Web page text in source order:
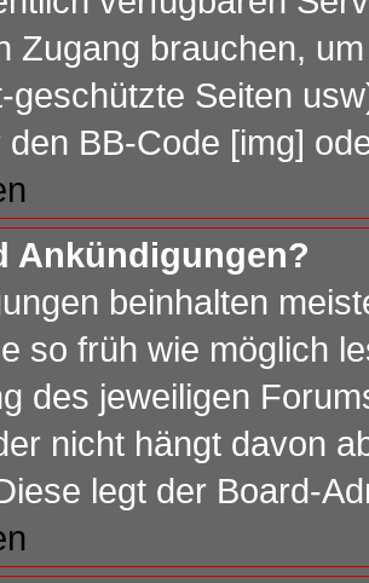
Zugang brauchen,
geschützte Seiten
den BB-Code [img]
Ankündigungen?
beinhalten
so früh wie möglich
des jeweiligen
nicht hängt davon
legt der Board-